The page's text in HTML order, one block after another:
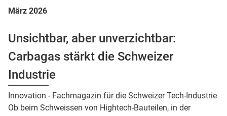
März 2026
Unsichtbar, aber unverzichtbar:
Carbagas stärkt die Schweizer
Industrie
Innovation - Fachmagazin für die Schweizer Tech-Industrie
Ob beim Schweissen von Hightech-Bauteilen, in der